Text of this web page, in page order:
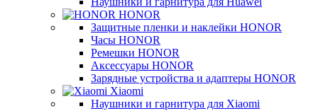
HONOR
Защитные пленки и наклейки HONOR
Часы HONOR
Ремешки HONOR
Аксессуары HONOR
Зарядные устройства и адаптеры HONOR
Xiaomi
Наушники и гарнитура для Xiaomi